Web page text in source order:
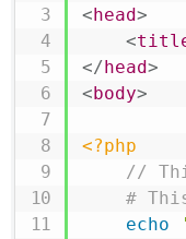
<head>
<
</head>
<body>
<?php
//
#
echo